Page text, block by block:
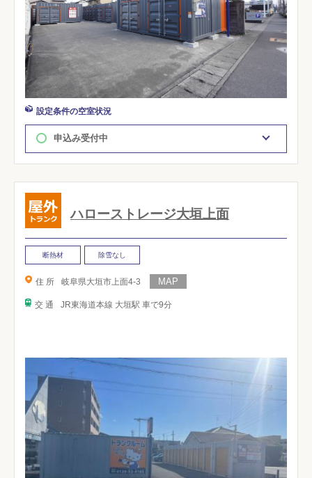
設定条件の空室状況
申込み受付中
ハローストレージ大垣上面
断熱材 除雪なし
住 所 岐阜県大垣市上面4-3
交 通 JR東海道本線 大垣駅 車で9分